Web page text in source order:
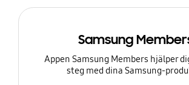
Samsung
Appen Samsung Members hjälper
steg med dina Samsung-